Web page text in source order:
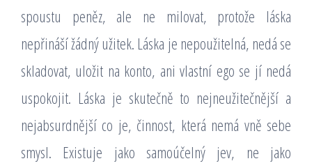
spoustu peněz, ale ne milovat, protože láska
nepřináší žádný užitek. Láska je nepoužitelná, nedá se
skladovat, uložit na konto, ani vlastní ego se jí nedá
uspokojit. Láska je skutečně to nejneužitečnější a
nejabsurdnější co je, činnost, která nemá vně sebe
smysl. Existuje jako samoúčelný jev, ne jako